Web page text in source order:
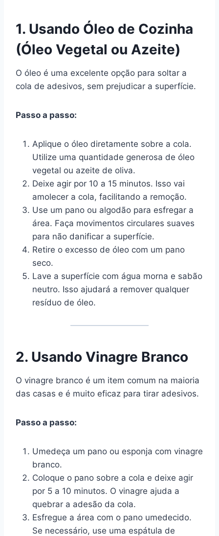
1. Usando Óleo de Cozinha
(Óleo Vegetal ou Azeite)
O óleo é uma excelente opção para soltar a
cola de adesivos, sem prejudicar a superfície.
Passo a passo:
Aplique o óleo diretamente sobre a cola.
Utilize uma quantidade generosa de óleo
vegetal ou azeite de oliva.
Deixe agir por 10 a 15 minutos. Isso vai
amolecer a cola, facilitando a remoção.
Use um pano ou algodão para esfregar a
área. Faça movimentos circulares suaves
para não danificar a superfície.
Retire o excesso de óleo com um pano
seco.
Lave a superfície com água morna e sabão
neutro. Isso ajudará a remover qualquer
resíduo de óleo.
2. Usando Vinagre Branco
O vinagre branco é um item comum na maioria
das casas e é muito eficaz para tirar adesivos.
Passo a passo:
Umedeça um pano ou esponja com vinagre
branco.
Coloque o pano sobre a cola e deixe agir
por 5 a 10 minutos. O vinagre ajuda a
quebrar a adesão da cola.
Esfregue a área com o pano umedecido.
Se necessário, use uma espátula de